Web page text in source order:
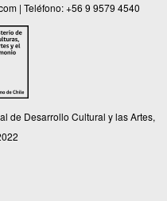
| Teléfono:+56 9 9579 4540
de Desarrollo Cultural y las Artes,